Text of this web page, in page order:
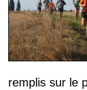
remplis sur le